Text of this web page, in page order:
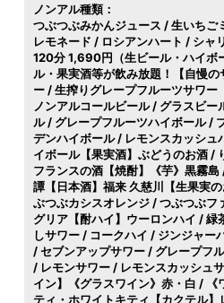
ノンアル種類：
つぶつぶみかんジュース / 生いちご
レモネード / ロシアンハート / シャ
120分 1,690円（生ビール・ハイボ
ル・果実酒等が飲み放題！【自慢
ー / 生搾りグレープフルーツサワ
ノンアルコールビール / グラスビ
ル / グレープフルーツハイボール /
デンハイボール / レモンスカッシュ
イボール【果実酒】ぶどうのお酒 /
フランスの酒【焼酎】《芋》黒霧
譚【日本酒】福来 久慈川【生果実
ぶつぶカシスオレンジ / つぶつぶフ
グリア【酎ハイ】ウーロンハイ / 緑
しサワー / コークハイ / ジンジャー
/ セブンアップサワー / グレープフ
/ レモンサワー / レモンスカッシュ
イン】《グラスワイン》赤・白 / 《
ティ・ホワイトキティ【カクテル